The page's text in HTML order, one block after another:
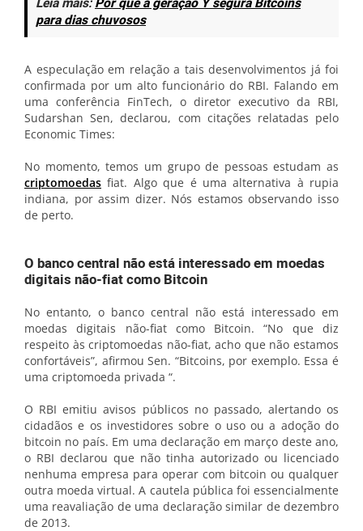
para dias chuvosos
A especulação em relação a tais desenvolvimentos já foi
confirmada por um alto funcionário do RBI. Falando em
uma conferência FinTech, o diretor executivo da RBI,
Sudarshan Sen, declarou, com citações relatadas pelo
Economic Times:
No momento, temos um grupo de pessoas estudam as
criptomoedas fiat. Algo que é uma alternativa à rupia
indiana, por assim dizer. Nós estamos observando isso
de perto.
O banco central não está interessado em moedas
digitais não-fiat como Bitcoin
No entanto, o banco central não está interessado em
moedas digitais não-fiat como Bitcoin. “No que diz
respeito às criptomoedas não-fiat, acho que não estamos
confortáveis”, afirmou Sen. “Bitcoins, por exemplo. Essa é
uma criptomoeda privada “.
O RBI emitiu avisos públicos no passado, alertando os
cidadãos e os investidores sobre o uso ou a adoção do
bitcoin no país. Em uma declaração em março deste ano,
o RBI declarou que não tinha autorizado ou licenciado
nenhuma empresa para operar com bitcoin ou qualquer
outra moeda virtual. A cautela pública foi essencialmente
uma reavaliação de uma declaração similar de dezembro
de 2013.